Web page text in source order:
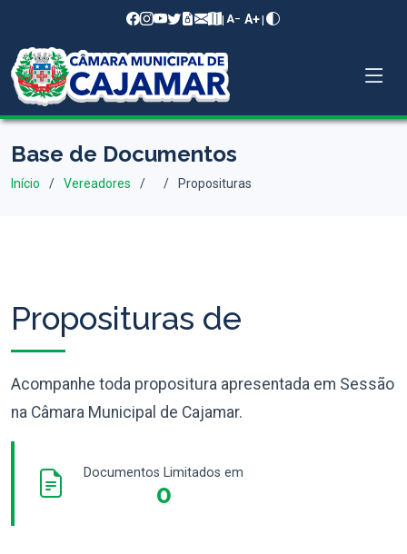
| A− A+|
Base de Documentos
Início Vereadores Proposituras
Proposituras de
Acompanhe toda propositura apresentada em Sessão
na Câmara Municipal de Cajamar.
Documentos Limitados em
0